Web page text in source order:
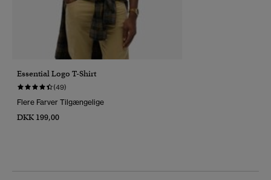
Essential Logo T-Shirt
(49)
Flere Farver Tilgængelige
DKK 199,00